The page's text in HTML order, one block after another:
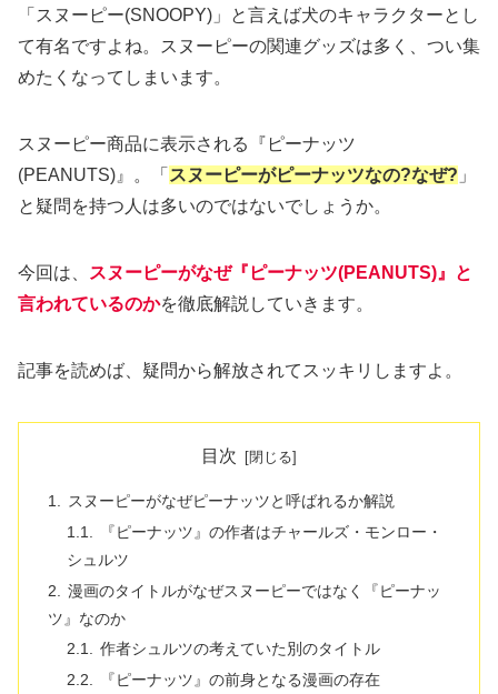
「スヌーピー(SNOOPY)」と言えば犬のキャラクターとし
て有名ですよね。スヌーピーの関連グッズは多く、つい集
めたくなってしまいます。
スヌーピー商品に表示される『ピーナッツ
(PEANUTS)』。「 スヌーピーがピーナッツなの?なぜ? 」
と疑問を持つ人は多いのではないでしょうか。
今回は、
スヌーピーがなぜ『ピーナッツ(PEANUTS)』と
言われているのかを徹底解説していきます。
記事を読めば、疑問から解放されてスッキリしますよ。
目次
スヌーピーがなぜピーナッツと呼ばれるか解説
『ピーナッツ』の作者はチャールズ・モンロー・
シュルツ
漫画のタイトルがなぜスヌーピーではなく『ピーナッ
ツ』なのか
作者シュルツの考えていた別のタイトル
『ピーナッツ』の前身となる漫画の存在